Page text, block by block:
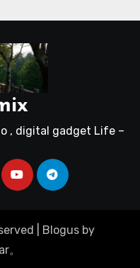
, digital gadget Life –
Blogus by
。